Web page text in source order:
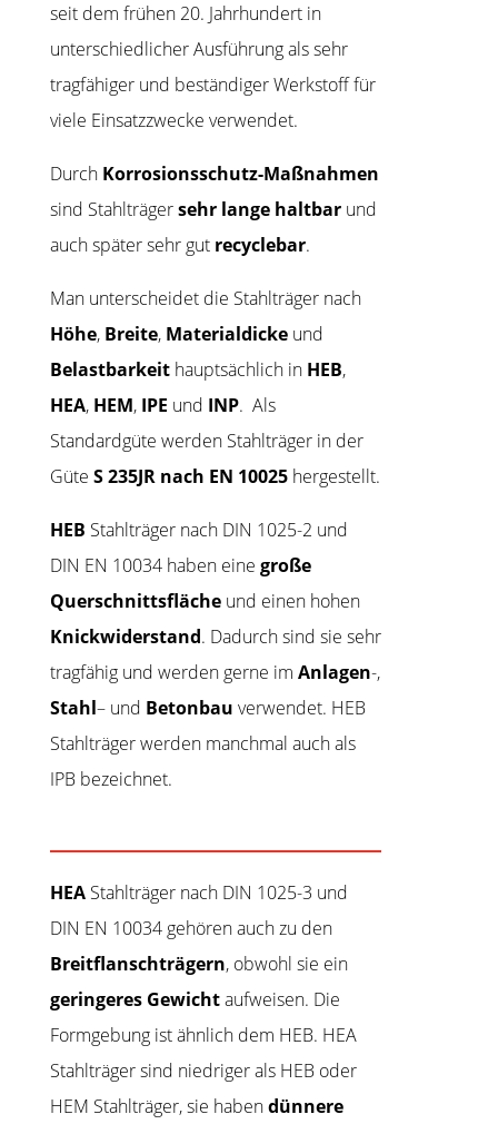
seit dem frühen 20. Jahrhundert in
unterschiedlicher Ausführung als sehr
tragfähiger und beständiger Werkstoff für
viele Einsatzzwecke verwendet.
Durch Korrosionsschutz-Maßnahmen
sind Stahlträgersehr lange haltbarund
auch später sehr gut recyclebar.
Man unterscheidet die Stahlträger nach
Höhe, Breite, Materialdickeund
Belastbarkeithauptsächlich in HEB,
HEA, HEM, IPE und INP. Als
Standardgüte werden Stahlträger in der
Güte S 235JR nach EN 10025hergestellt.
HEB Stahlträger nach DIN 1025-2 und
DIN EN 10034 haben eine große
Querschnittsflächeund einen hohen
Knickwiderstand. Dadurch sind sie sehr
tragfähig und werden gerne im Anlagen-,
Stahl– und Betonbau verwendet. HEB
Stahlträger werden manchmal auch als
IPB bezeichnet.
HEAStahlträger nach DIN 1025-3 und
DIN EN 10034 gehören auch zu den
Breitflanschträgern, obwohl sie ein
geringeres Gewichtaufweisen. Die
Formgebung ist ähnlich dem HEB. HEA
Stahlträger sind niedriger als HEB oder
HEM Stahlträger, sie habendünnere